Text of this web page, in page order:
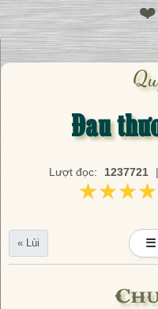
❤️
Đau
Lượt đọc: 1237721 |
« Lùi ☰